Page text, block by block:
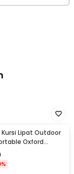
Kursi Lipat Outdoor
Oxford
- YYY002